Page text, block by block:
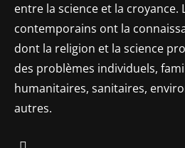
entre la science et la croyance.
contemporains ont la
dont la religion et la science
des problèmes individuels,
humanitaires, sanitaires,
autres.